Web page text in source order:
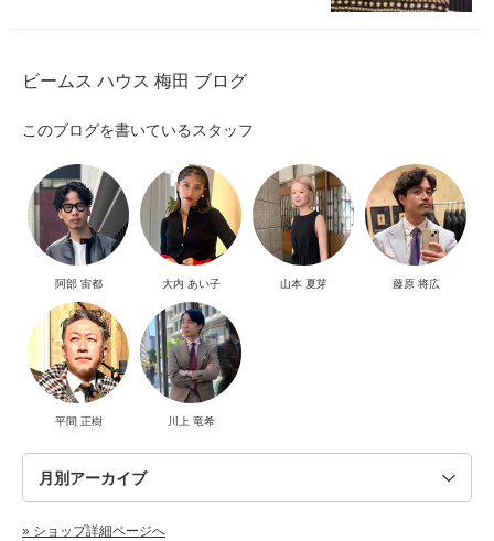
ビームス ハウス 梅田 ブログ
このブログを書いているスタッフ
阿部 宙都 大内 あい子 山本 夏芽 藤原 将広
平間 正樹 川上 竜希
» ショップ詳細ページへ